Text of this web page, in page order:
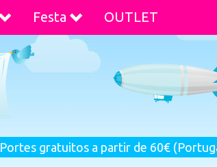
Festa OUTLET
Portes gratuitos a partir de 60€